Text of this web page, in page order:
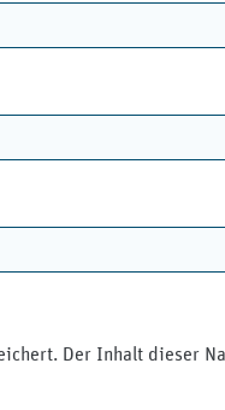
Der Inhalt dieser